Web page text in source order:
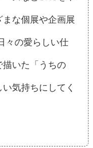
な個展や企画展
々の愛らしい仕
いた「うちの
気持ちにしてく